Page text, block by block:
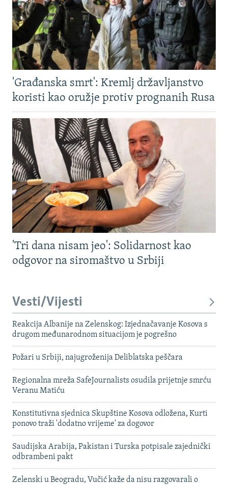
'Građanska smrt': Kremlj državljanstvo
koristi kao oružje protiv prognanih Rusa
'Tri dana nisam jeo': Solidarnost kao
odgovor na siromaštvo u Srbiji
Vesti/Vijesti
Reakcija Albanije na Zelenskog: Izjednačavanje Kosova s ​​
drugom međunarodnom situacijom je pogrešno
Požari u Srbiji, najugroženija Deliblatska peščara
Regionalna mreža SafeJournalists osudila prijetnje smrću
Veranu Matiću
Konstitutivna sjednica Skupštine Kosova odložena, Kurti
ponovo traži 'dodatno vrijeme' za dogovor
Saudijska Arabija, Pakistan i Turska potpisale zajednički
odbrambeni pakt
Zelenski u Beogradu, Vučić kaže da nisu razgovarali o